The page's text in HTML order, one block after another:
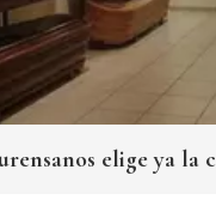
elige ya